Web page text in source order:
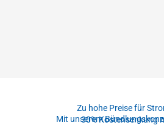
Zu hohe Preise für
Mit unserem30% Kostensenkung